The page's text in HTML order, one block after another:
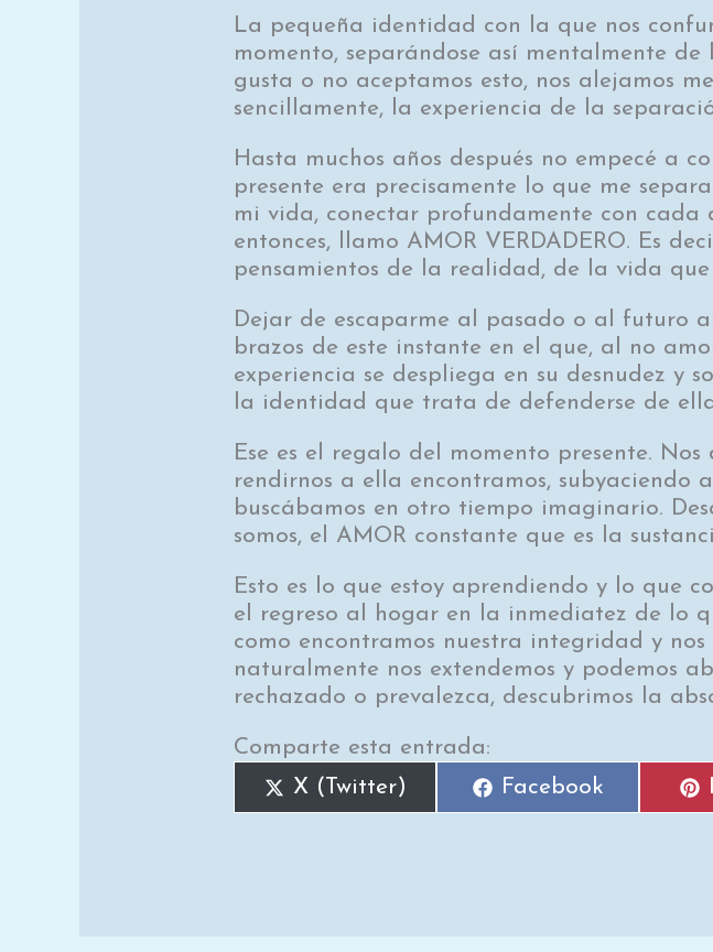
La pequeña identidad con la que nos
momento, separándose así mentalmente
gusta o no aceptamos esto, nos alejamos
sencillamente, la experiencia de la
Hasta muchos años después no empecé a
presente era precisamente lo que me
mi vida, conectar profundamente con cada
entonces, llamo AMOR VERDADERO. Es
pensamientos de la realidad, de la vida que
Dejar de escaparme al pasado o al futuro
brazos de este instante en el que, al no
experiencia se despliega en su desnudez y
la identidad que trata de defenderse de
Ese es el regalo del momento presente.
rendirnos a ella encontramos, subyaciendo
buscábamos en otro tiempo imaginario.
somos, el AMOR constante que es la
Esto es lo que estoy aprendiendo y lo que
el regreso al hogar en la inmediatez de lo
como encontramos nuestra integridad y nos
naturalmente nos extendemos y podemos
rechazado o prevalezca, descubrimos la
Comparte esta entrada:
X (Twitter) Facebook